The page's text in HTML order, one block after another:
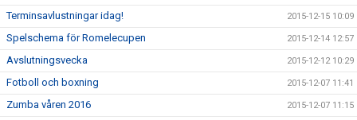
Terminsavlustningar idag! 2015-12-15 10:09
Spelschema för Romelecupen 2015-12-14 12:57
Avslutningsvecka 2015-12-12 10:29
Fotboll och boxning 2015-12-07 11:41
Zumba våren 2016 2015-12-07 11:15